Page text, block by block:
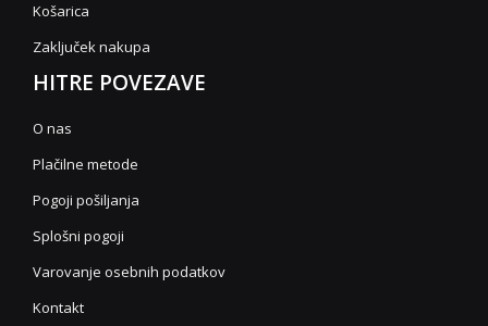
Košarica
Zaključek nakupa
HITRE POVEZAVE
O nas
Plačilne metode
Pogoji pošiljanja
Splošni pogoji
Varovanje osebnih podatkov
Kontakt